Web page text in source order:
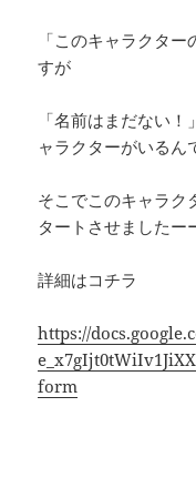
「このキャラクタ
すが
「名前はまだない
ャラクターがいるん
そこでこのキャラク
タートさせましたー
詳細はコチラ
https://
form